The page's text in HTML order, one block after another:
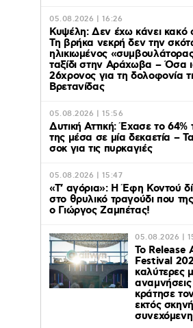
05.08.2026 | 16:26
Κυψέλη: Δεν έχω κάνει κακό
Τη βρήκα νεκρή δεν την
ηλικιωμένος
ταξίδι στην Αράχωβα – Όσα
26χρονος για τη δολοφονία
Βρετανίδας
05.08.2026 | 15:56
Δυτική Αττική: Έχασε το
της μέσα σε μία δεκαετία –
σοκ για τις πυρκαγιές
05.08.2026 | 15:47
«Τ’ αγόρια»: Η Έφη Κοντού
στο θρυλικό τραγούδι που
ο Γιώργος Ζαμπέτας!
05.08.2026 |
Το Release
Festival
καλύτερες
κράτησε
εκτός